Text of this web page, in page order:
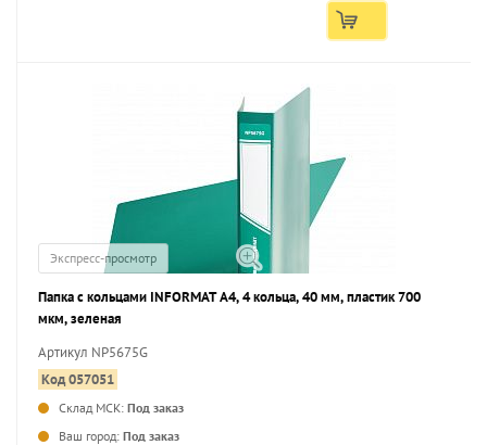
Экспресс-просмотр
Папка с кольцами INFORMAT А4, 4 кольца, 40 мм, пластик 700
мкм, зеленая
Артикул NP5675G
Код 057051
Склад МСК: Под заказ
Ваш город: Под заказ